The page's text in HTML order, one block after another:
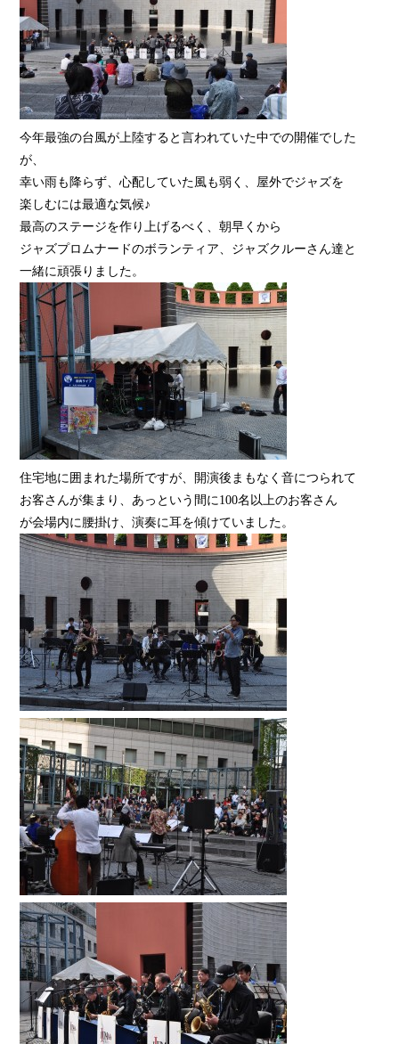
今年最強の台風が上陸すると言われていた中での開催でした
が、
幸い雨も降らず、心配していた風も弱く、屋外でジャズを
楽しむには最適な気候♪
最高のステージを作り上げるべく、朝早くから
ジャズプロムナードのボランティア、ジャズクルーさん達と
一緒に頑張りました。
住宅地に囲まれた場所ですが、開演後まもなく音につられて
お客さんが集まり、あっという間に100名以上のお客さん
が会場内に腰掛け、演奏に耳を傾けていました。